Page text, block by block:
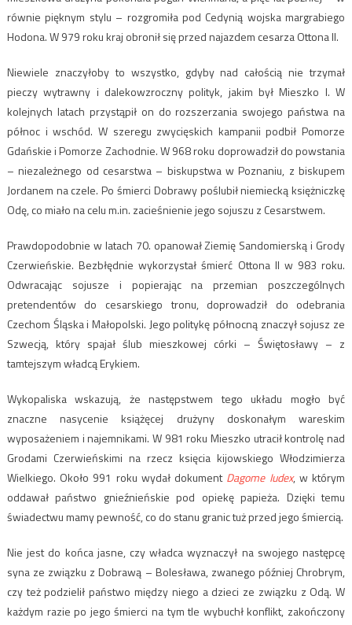
równie pięknym stylu – rozgromiła pod Cedynią wojska margrabiego
Hodona. W 979 roku kraj obronił się przed najazdem cesarza Ottona II.
Niewiele znaczyłoby to wszystko, gdyby nad całością nie trzymał
pieczy wytrawny i dalekowzroczny polityk, jakim był Mieszko I. W
kolejnych latach przystąpił on do rozszerzania swojego państwa na
północ i wschód. W szeregu zwycięskich kampanii podbił Pomorze
Gdańskie i Pomorze Zachodnie. W 968 roku doprowadził do powstania
– niezależnego od cesarstwa – biskupstwa w Poznaniu, z biskupem
Jordanem na czele. Po śmierci Dobrawy poślubił niemiecką księżniczkę
Odę, co miało na celu m.in. zacieśnienie jego sojuszu z Cesarstwem.
Prawdopodobnie w latach 70. opanował Ziemię Sandomierską i Grody
Czerwieńskie. Bezbłędnie wykorzystał śmierć Ottona II w 983 roku.
Odwracając sojusze i popierając na przemian poszczególnych
pretendentów do cesarskiego tronu, doprowadził do odebrania
Czechom Śląska i Małopolski. Jego politykę północną znaczył sojusz ze
Szwecją, który spajał ślub mieszkowej córki – Świętosławy – z
tamtejszym władcą Erykiem.
Wykopaliska wskazują, że następstwem tego układu mogło być
znaczne nasycenie książęcej drużyny doskonałym wareskim
wyposażeniem i najemnikami. W 981 roku Mieszko utracił kontrolę nad
Grodami Czerwieńskimi na rzecz księcia kijowskiego Włodzimierza
Wielkiego. Około 991 roku wydał dokument Dagome Iudex, w którym
oddawał państwo gnieźnieńskie pod opiekę papieża. Dzięki temu
świadectwu mamy pewność, co do stanu granic tuż przed jego śmiercią.
Nie jest do końca jasne, czy władca wyznaczył na swojego następcę
syna ze związku z Dobrawą – Bolesława, zwanego później Chrobrym,
czy też podzielił państwo między niego a dzieci ze związku z Odą. W
każdym razie po jego śmierci na tym tle wybuchł konflikt, zakończony